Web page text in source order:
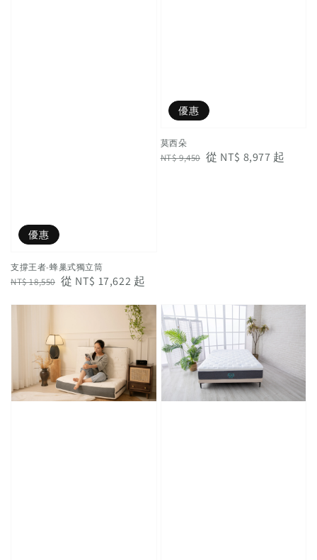
優惠
支撐王者-蜂巢式獨立筒
Regular
NT$ 18,550 Sale
從 NT$ 17,622 起
優惠
莫西朵
Regular
NT$ 9,450 Sale
從 NT$ 8,977 起